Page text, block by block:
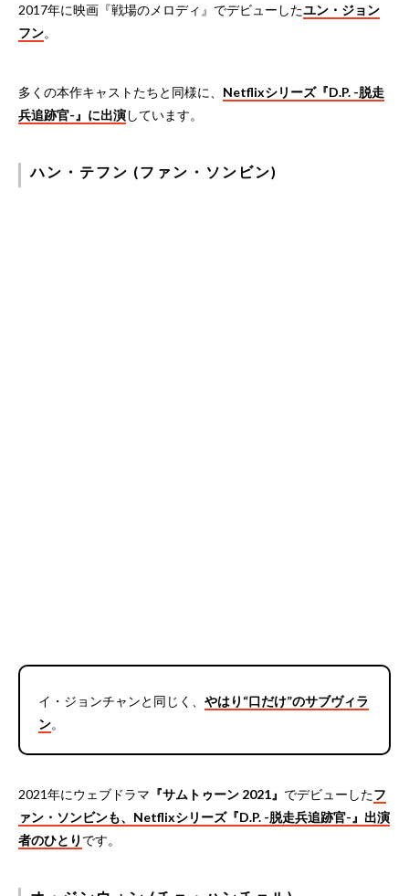
2017年に映画『戦場のメロディ』でデビューしたユン・ジョン
フン。
多くの本作キャストたちと同様に、 Netflixシリーズ『D.P. -脱走
兵追跡官-』に出演しています。
ハン・テフン (ファン・ソンビン)
イ・ジョンチャンと同じく、 やはり“口だけ”のサブヴィラ
ン。
2021年にウェブドラマ 『サムトゥーン 2021』 でデビューしたフ
ァン・ソンビンも、Netflixシリーズ『D.P. -脱走兵追跡官-』出演
者のひとり です。